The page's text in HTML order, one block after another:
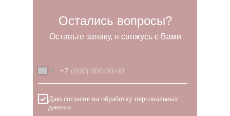
+7
Даю согласие на обработку персональных
данных
Оставьте заявку, я свяжусь с Вами
Остались вопросы?